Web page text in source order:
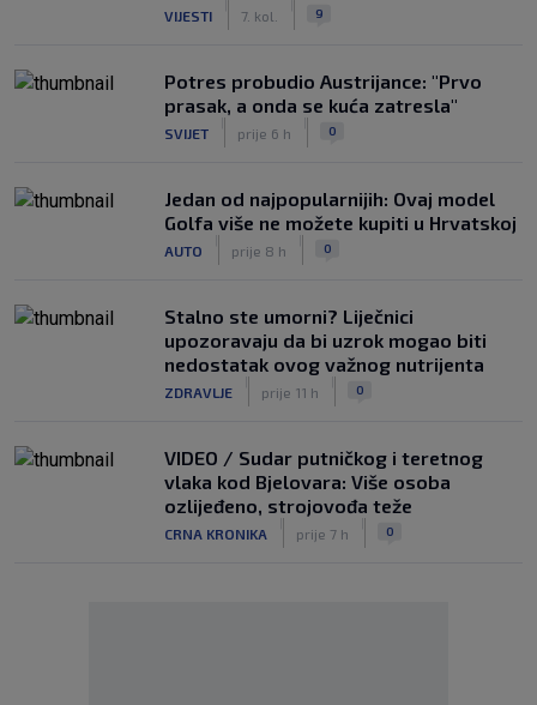
VIJESTI 7. kol. 9
Potres probudio Austrijance: "Prvo
prasak, a onda se kuća zatresla"
SVIJET prije 6 h 0
Jedan od najpopularnijih: Ovaj model
Golfa više ne možete kupiti u Hrvatskoj
AUTO prije 8 h 0
Stalno ste umorni? Liječnici
upozoravaju da bi uzrok mogao biti
nedostatak ovog važnog nutrijenta
ZDRAVLJE prije 11 h 0
VIDEO / Sudar putničkog i teretnog
vlaka kod Bjelovara: Više osoba
ozlijeđeno, strojovođa teže
CRNA KRONIKA prije 7 h 0